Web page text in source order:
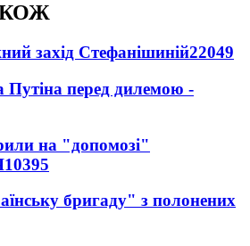
захід Стефанішиній22049
Путіна перед дилемою -
на "допомозі"
10395
бригаду" з полонених